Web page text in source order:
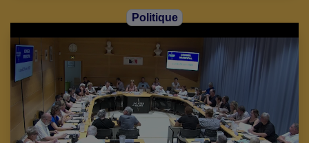
Politique